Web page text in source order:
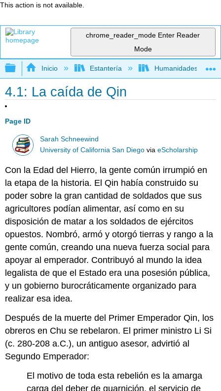
This action is not available.
chrome_reader_mode Enter Reader
Mode
Expandir/contraer jerarquía global
Inicio Estantería Humanidades
4.1: La caída de Qin
Page ID
Sarah Schneewind
University of California San Diego viaeScholarship
Con la Edad del Hierro, la gente común irrumpió en
la etapa de la historia. El Qin había construido su
poder sobre la gran cantidad de soldados que sus
agricultores podían alimentar, así como en su
disposición de matar a los soldados de ejércitos
opuestos. Nombró, armó y otorgó tierras y rango a la
gente común, creando una nueva fuerza social para
apoyar al emperador. Contribuyó al mundo la idea
legalista de que el Estado era una posesión pública,
y un gobierno burocráticamente organizado para
realizar esa idea.
Después de la muerte del Primer Emperador Qin, los
obreros en Chu se rebelaron. El primer ministro Li Si
(c. 280-208 a.C.), un antiguo asesor, advirtió al
Segundo Emperador:
El motivo de toda esta rebelión es la amarga
carga del deber de guarnición, el servicio de